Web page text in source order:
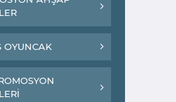
OYUNCAK